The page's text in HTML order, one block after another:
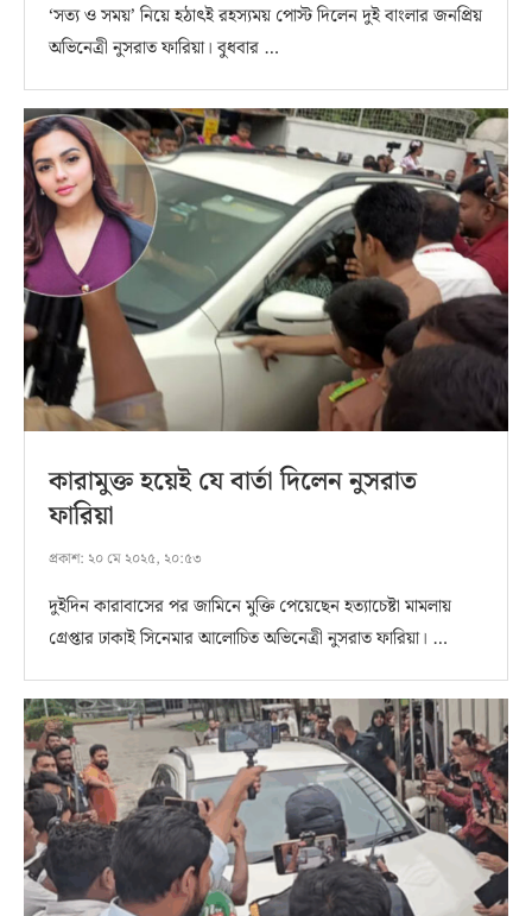
‘সত্য ও সময়’ নিয়ে হঠাৎই রহস্যময় পোস্ট দিলেন দুই বাংলার জনপ্রিয়
অভিনেত্রী নুসরাত ফারিয়া। বুধবার …
কারামুক্ত হয়েই যে বার্তা দিলেন নুসরাত
ফারিয়া
প্রকাশ: ২০ মে ২০২৫, ২০:৫৩
দুইদিন কারাবাসের পর জামিনে মুক্তি পেয়েছেন হত্যাচেষ্টা মামলায়
গ্রেপ্তার ঢাকাই সিনেমার আলোচিত অভিনেত্রী নুসরাত ফারিয়া। …